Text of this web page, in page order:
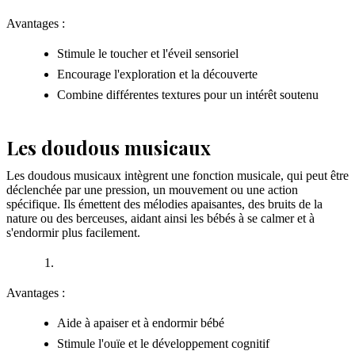
Avantages :
Stimule le toucher et l'éveil sensoriel
Encourage l'exploration et la découverte
Combine différentes textures pour un intérêt soutenu
Les doudous musicaux
Les doudous musicaux intègrent une fonction musicale, qui peut être
déclenchée par une pression, un mouvement ou une action
spécifique. Ils émettent des mélodies apaisantes, des bruits de la
nature ou des berceuses, aidant ainsi les bébés à se calmer et à
s'endormir plus facilement.
Avantages :
Aide à apaiser et à endormir bébé
Stimule l'ouïe et le développement cognitif